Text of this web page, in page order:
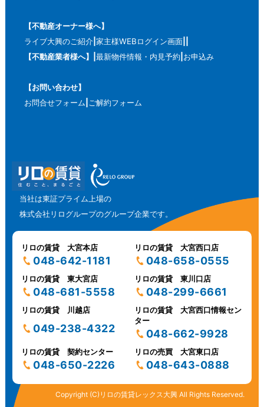
【不動産オーナー様へ】
ライブ大興のご紹介 家主様WEBログイン画面
【不動産業者様へ】
最新物件情報・内見予約 お申込み
【お問い合わせ】
お問合せフォーム ご解約フォーム
当社は東証プライム上場の
株式会社リログループのグループ企業です。
リロの賃貸 大宮本店
048-642-1181
リロの賃貸 大宮西口店
048-658-0555
リロの賃貸 東大宮店
048-681-5558
リロの賃貸 東川口店
048-299-6661
リロの賃貸 川越店
049-238-4322
リロの賃貸 大宮西口情報セン
ター
048-662-9928
リロの賃貸 契約センター
048-650-2226
リロの売買 大宮東口店
048-643-0888
Copyright (C)リロの賃貸レックス大興 All Rights Reserved.